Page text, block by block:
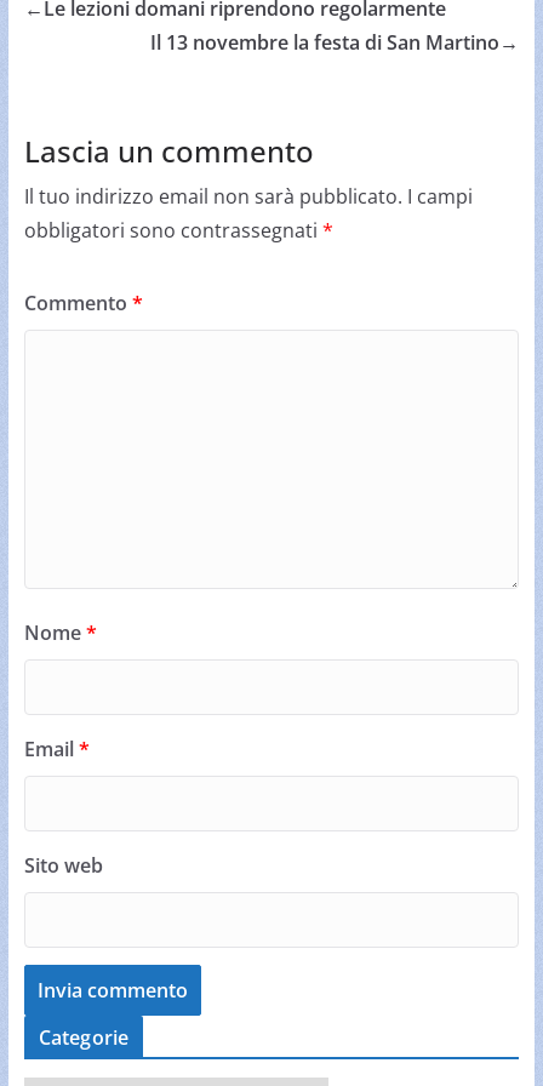
←Le lezioni domani riprendono regolarmente
Il 13 novembre la festa di San Martino→
Lascia un commento
Il tuo indirizzo email non sarà pubblicato. I campi
obbligatori sono contrassegnati *
Commento *
Nome*
Email*
Sito web
Categorie